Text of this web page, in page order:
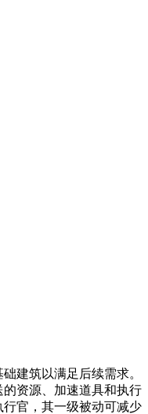
建筑以满足后续需求。
资源、加速道具和执行
官，其一级被动可减少